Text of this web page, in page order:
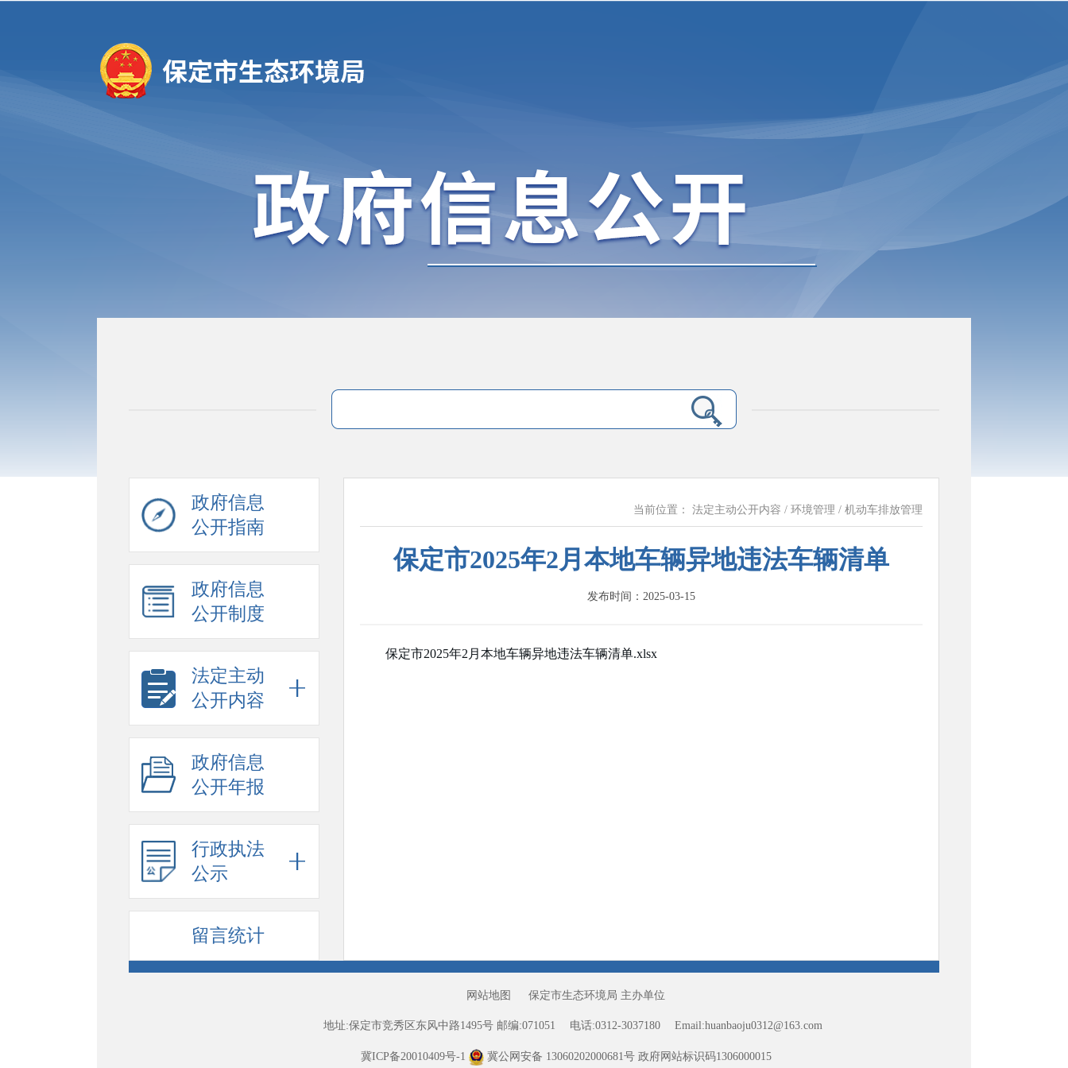
政府信息
公开指南
政府信息
公开制度
法定主动
公开内容
政府信息
公开年报
行政执法
公示
留言统计
当前位置： 法定主动公开内容 / 环境管理 / 机动车排放管理
保定市2025年2月本地车辆异地违法车辆清单
发布时间：2025-03-15
保定市2025年2月本地车辆异地违法车辆清单.xlsx
网站地图 保定市生态环境局 主办单位
地址:保定市竞秀区东风中路1495号 邮编:071051 电话:0312-3037180 Email:huanbaoju0312@163.com
冀ICP备20010409号-1 冀公网安备 13060202000681号 政府网站标识码1306000015